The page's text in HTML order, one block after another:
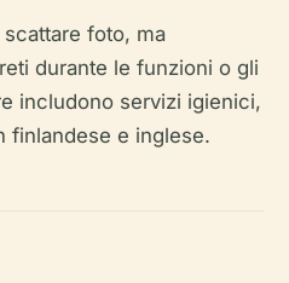
foto, ma
durante le funzioni o gli
includono servizi igienici,
finlandese e inglese.